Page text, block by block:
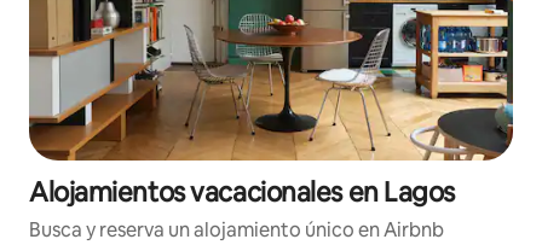
Alojamientos vacacionales en Lagos
Busca y reserva un alojamiento único en Airbnb